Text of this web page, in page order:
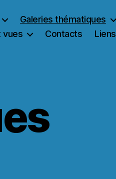
Galeries thématiques
vues Contacts Liens